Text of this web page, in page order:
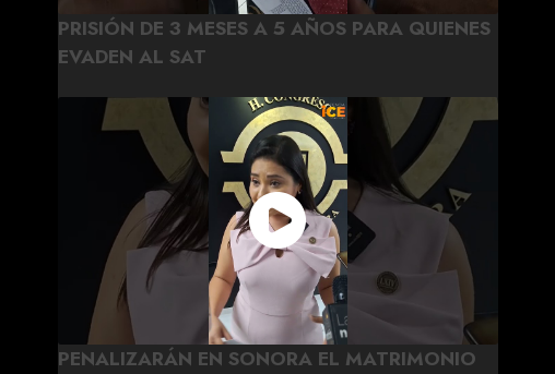
PRISIÓN DE 3 MESES A 5 AÑOS PARA QUIENES
EVADEN AL SAT
PENALIZARÁN EN SONORA EL MATRIMONIO